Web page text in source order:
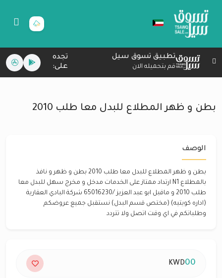
تطبيق تسوق سيل
قم بتحميله الان
تجده
على:
بطن و ظهر المطلاع للبدل معا طلب 2010
الوصف
بطن و ظهر المطلاع للبدل معا طلب 2010 بطن و ظهر و نافذ
بالمطلاع N1 ارتداد ممتاز على الخدمات مدخل و مخرج سهل للبدل معا
طلب 2010 و ماقبل ابو عبد العزيز /65016230 شركة البادي العقارية
(اداره كويتيه) (مختص قسم البدل) نستقبل جميع عروضكم
وطلباتكم في اي وقت اتصل ولا تتردد
00
KWD